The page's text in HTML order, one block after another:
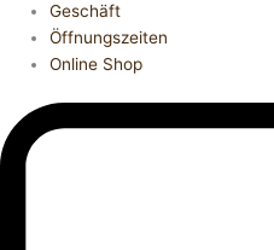
Geschäft
Öffnungszeiten
Online Shop